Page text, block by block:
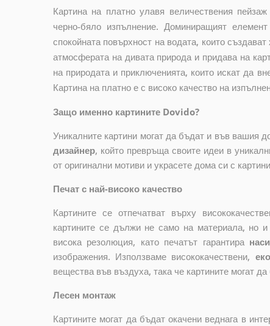
Картина на платно улавя величествения
черно-бяло изпълнение. Доминиращият
спокойната повърхност на водата, които
атмосферата на дивата природа и придава на
на природата и приключенията, които искат да
Картина на платно е с високо качество на
Защо именно картините Dovido?
Уникалните картини могат да бъдат и във вашия
дизайнер, койтопревръща своите идеи в
от оригинални мотиви и украсете дома си с
Печат с най-високо качество
Картините се отпечатват върху
картините се дължи не само на материала, но
висока резолюция, като печатът гарантира
изображения. Използваме висококачествени,
вещества във въздуха, така че картините могат
Лесен монтаж
Картините могат да бъдат окачени веднага в